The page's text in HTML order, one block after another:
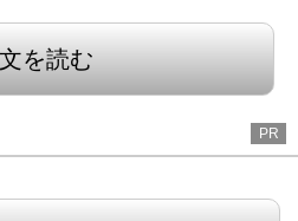
を読む
PR